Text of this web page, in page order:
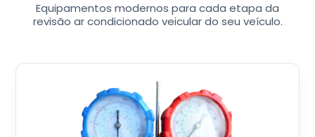
Equipamentos modernos para cada etapa da
revisão ar condicionado veicular do seu veículo.